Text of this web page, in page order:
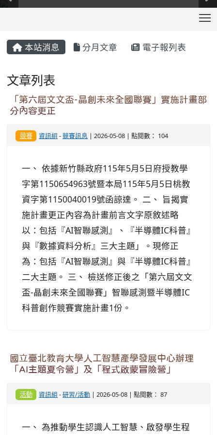
本站消息 分月文章 電子報列表
文章列表
「第六屆文文盃-晶創未來全國聯賽」實施計畫部
分內容更正
競賽 資訊組 -競賽訊息 | 2026-05-08 | 點閱數： 104
一、 依據新竹縣政府115年5月5日府授教學
字第1150654963號暨本局115年5月5日桃教
資字第1150040019號函諒達。 二、 旨揭實
施計畫更正內容為計畫前言文字原敘述略
以：包括『AI智聯感測』、『半導體IC科普』
與『數據資料分析』三大主題」。現修正
為：包括『AI智聯感測』與『半導體IC科普』
二大主題。 三、 檢送修正後之「第六屆文文
盃-晶創未來全國聯賽」智聯感測暨半導體IC
科普創作競賽實施計畫1份。
國立臺北教育大學人工智慧產學發展中心辦理
「AI主題夏令營」及「程式啟蒙冒險營」
活動 資訊組 -研習/活動 | 2026-05-08 | 點閱數： 87
一、 為推動學生認識人工智慧、啟發學生程